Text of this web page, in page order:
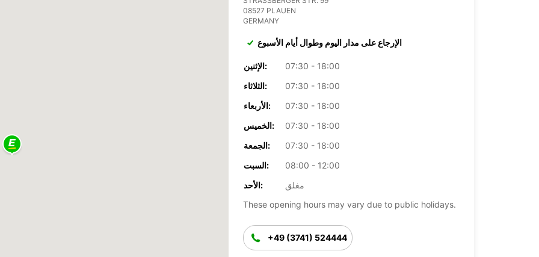
08527 PLAUEN
GERMANY
الإرجاع على مدار اليوم وطوال أيام الأسبوع
الإثنين:
07:30 - 18:00
الثلاثاء:
07:30 - 18:00
الأربعاء:
07:30 - 18:00
الخميس:
07:30 - 18:00
الجمعة:
07:30 - 18:00
السبت:
08:00 - 12:00
الأحد:
مغلق
These opening hours may vary due to public holidays.
+49 (3741) 524444